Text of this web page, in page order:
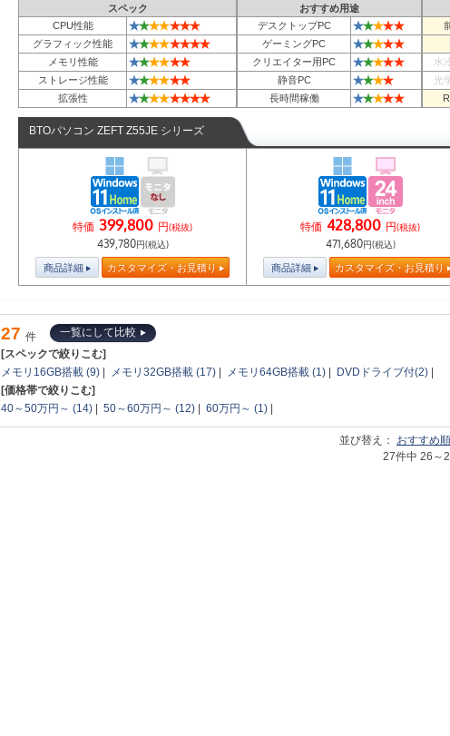
スペック おすすめ用途
CPU性能
★★★★★★★ デスクトップPC ★★★★★
グラフィック性能
★★★★★★★★ ゲーミングPC ★★★★★
メモリ性能
★★★★★★ クリエイター用PC ★★★★★ 水
ストレージ性能
★★★★★★ 静音PC ★★★★ 光
拡張性
★★★★★★★★ 長時間稼働 ★★★★★
BTOパソコン ZEFT Z55JE シリーズ
特価 399,800 円(税抜)
439,780円(税込)
商品詳細 カスタマイズ・お見積り
特価 428,800 円(税抜)
471,680円(税込)
商品詳細 カスタマイズ・お見積り
27 件
一覧にして比較
[スペックで絞りこむ]
メモリ16GB搭載 (9)
メモリ32GB搭載 (17) メモリ64GB搭載 (1) DVDドライブ付(2)
[価格帯で絞りこむ]
40～50万円～ (14)
50～60万円～ (12) 60万円～ (1)
並び替え： おすすめ順
27件中 26